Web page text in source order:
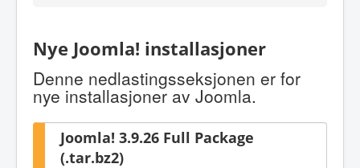
Nye Joomla! installasjoner
Denne nedlastingsseksjonen er for
nye installasjoner av Joomla.
Joomla! 3.9.26 Full Package
(.tar.bz2)